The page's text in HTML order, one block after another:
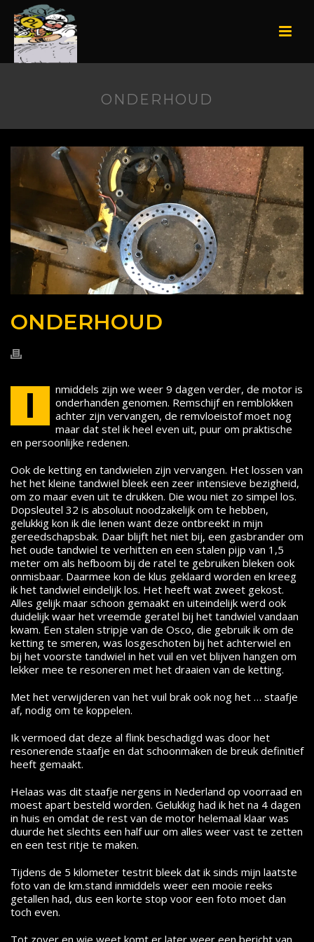
ONDERHOUD
ONDERHOUD
I
nmiddels zijn we weer 9 dagen verder, de motor is
onderhanden genomen. Remschijf en remblokken
achter zijn vervangen, de remvloeistof moet nog
maar dat stel ik heel even uit, puur om praktische
en persoonlijke redenen.
Ook de ketting en tandwielen zijn vervangen. Het lossen van
het het kleine tandwiel bleek een zeer intensieve bezigheid,
om zo maar even uit te drukken. Die wou niet zo simpel los.
Dopsleutel 32 is absoluut noodzakelijk om te hebben,
gelukkig kon ik die lenen want deze ontbreekt in mijn
gereedschapsbak. Daar blijft het niet bij, een gasbrander om
het oude tandwiel te verhitten en een stalen pijp van 1,5
meter om als hefboom bij de ratel te gebruiken bleken ook
onmisbaar. Daarmee kon de klus geklaard worden en kreeg
ik het tandwiel eindelijk los. Het heeft wat zweet gekost.
Alles gelijk maar schoon gemaakt en uiteindelijk werd ook
duidelijk waar het vreemde geratel bij het tandwiel vandaan
kwam. Een stalen stripje van de Osco, die gebruik ik om de
ketting te smeren, was losgeschoten bij het achterwiel en
bij het voorste tandwiel in het vuil en vet blijven hangen om
lekker mee te resoneren met het draaien van de ketting.
Met het verwijderen van het vuil brak ook nog het … staafje
af, nodig om te koppelen.
Ik vermoed dat deze al flink beschadigd was door het
resonerende staafje en dat schoonmaken de breuk definitief
heeft gemaakt.
Helaas was dit staafje nergens in Nederland op voorraad en
moest apart besteld worden. Gelukkig had ik het na 4 dagen
in huis en omdat de rest van de motor helemaal klaar was
duurde het slechts een half uur om alles weer vast te zetten
en een test ritje te maken.
Tijdens de 5 kilometer testrit bleek dat ik sinds mijn laatste
foto van de km.stand inmiddels weer een mooie reeks
getallen had, dus een korte stop voor een foto moet dan
toch even.
Tot zover en wie weet komt er later weer een bericht van